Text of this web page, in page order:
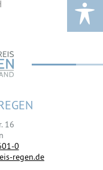
16
0
regen.de